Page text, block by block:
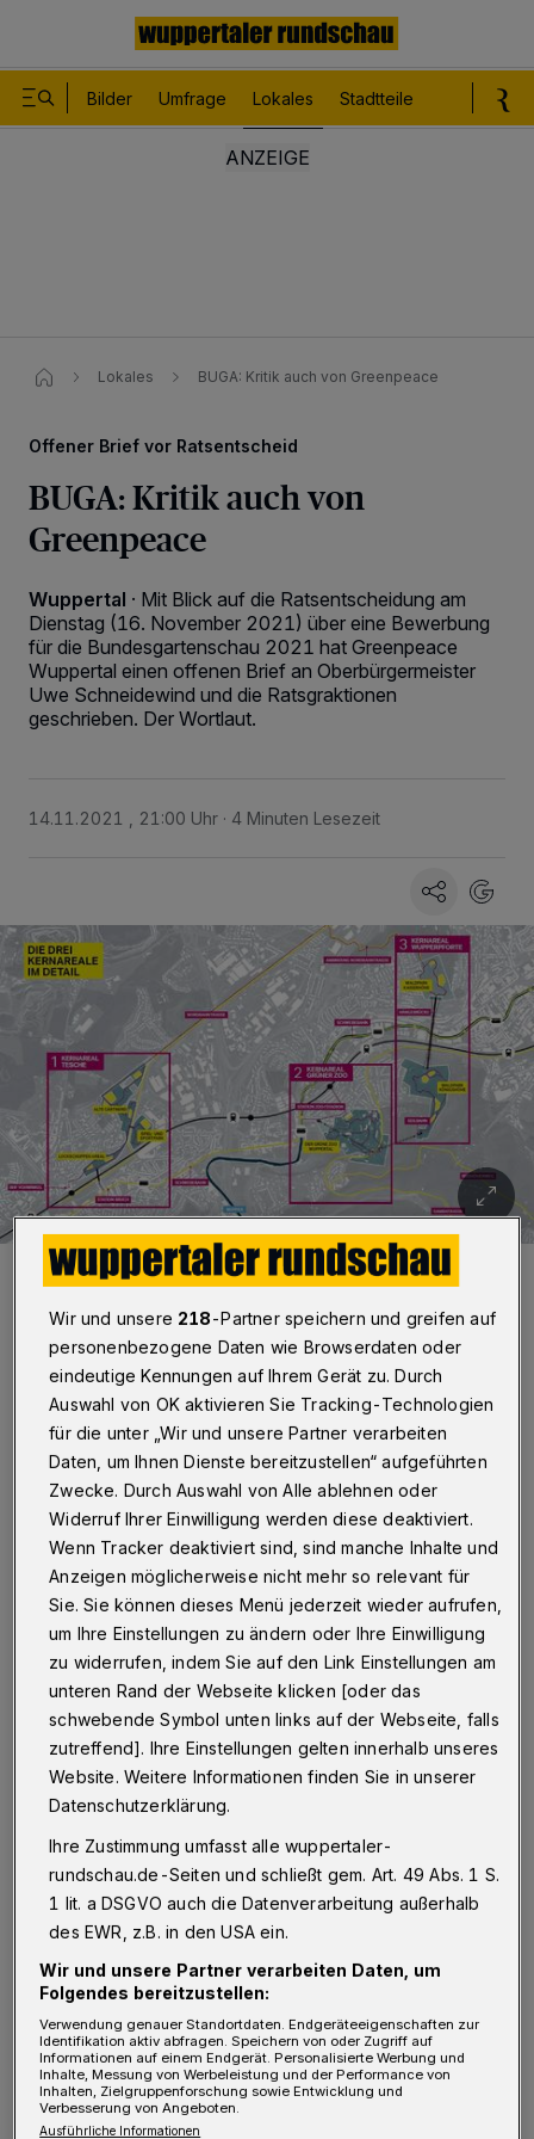
Bilder Umfrage Lokales Stadtteile
Lokales BUGA: Kritik auch von Greenpeace
Offener Brief vor Ratsentscheid
BUGA: Kritik auch von
Greenpeace
Wuppertal · Mit Blick auf die Ratsentscheidung am
Dienstag (16. November 2021) über eine Bewerbung
für die Bundesgartenschau 2021 hat Greenpeace
Wuppertal einen offenen Brief an Oberbürgermeister
Uwe Schneidewind und die Ratsgraktionen
geschrieben. Der Wortlaut.
14.11.2021 , 21:00 Uhr 4 Minuten Lesezeit
Vor allem das Kernareal 3 mit der Königshöhe ist Greenpeace ein
Dorn im Auge.
Foto: Stadt Wuppertal/Gutachten
„Sehr geehrter Herr Schneidewind,
sehr geehrte Fraktionsvorsitzende,
die Ratsentscheidung über die Bewerbung für
die BUGA rückt immer näher. Deswegen
nutzen wir, die Greenpeace-Gruppe
Wuppertal, diesen Weg, um uns an Sie zu
wenden. Wir sehen noch einige offene Fragen,
deren Beantwortung unserer Meinung nach
wichtig für eine Entscheidung sind. Es geht
hauptsächlich um die Pläne für die
Königshöhe und die Hängebrücke über das Tal.
Zuerst möchten wir das Verkehrskonzept
zentrales Element darstellt. Durch die Brücke
soll ein Rundweg entstehen, der die
Hauptstandorte in Vohwinkel über die
Sambatrasse und die Nordbahntrasse mit den
Standorten an der Königshöhe sowie
Wir und unsere 218-Partner speichern und greifen auf
personenbezogene Daten wie Browserdaten oder
eindeutige Kennungen auf Ihrem Gerät zu. Durch
Auswahl von OK aktivieren Sie Tracking-Technologien
für die unter „Wir und unsere Partner verarbeiten
Daten, um Ihnen Dienste bereitzustellen“ aufgeführten
Zwecke. Durch Auswahl von Alle ablehnen oder
Widerruf Ihrer Einwilligung werden diese deaktiviert.
Wenn Tracker deaktiviert sind, sind manche Inhalte und
Anzeigen möglicherweise nicht mehr so relevant für
Sie. Sie können dieses Menü jederzeit wieder aufrufen,
um Ihre Einstellungen zu ändern oder Ihre Einwilligung
zu widerrufen, indem Sie auf den Link Einstellungen am
unteren Rand der Webseite klicken [oder das
schwebende Symbol unten links auf der Webseite, falls
zutreffend]. Ihre Einstellungen gelten innerhalb unseres
Website. Weitere Informationen finden Sie in unserer
Datenschutzerklärung.
Ihre Zustimmung umfasst alle wuppertaler-
rundschau.de-Seiten und schließt gem. Art. 49 Abs. 1 S.
1 lit. a DSGVO auch die Datenverarbeitung außerhalb
des EWR, z.B. in den USA ein.
Wir und unsere Partner verarbeiten Daten, um
Folgendes bereitzustellen:
Verwendung genauer Standortdaten. Endgeräteeigenschaften zur
Identifikation aktiv abfragen. Speichern von oder Zugriff auf
Informationen auf einem Endgerät. Personalisierte Werbung und
Inhalte, Messung von Werbeleistung und der Performance von
Inhalten, Zielgruppenforschung sowie Entwicklung und
Verbesserung von Angeboten.
Ausführliche Informationen